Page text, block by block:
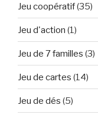
Jeu coopératif(35)
Jeu d'action (1)
Jeu de 7 familles (3)
Jeu de cartes (14)
Jeu de dés (5)